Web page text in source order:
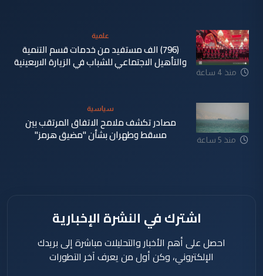
منذ 4 ساعة
علمية
(796) الف مستفيد من خدمات قسم التنمية
والتأهيل الاجتماعي للشباب في الزيارة الاربعينية
منذ 5 ساعة
سياسية
مصادر تكشف ملامح الاتفاق المرتقب بين
مسقط وطهران بشأن "مضيق هرمز"
اشترك في النشرة الإخبارية
احصل على أهم الأخبار والتحليلات مباشرة إلى بريدك
الإلكتروني، وكن أول من يعرف آخر التطورات